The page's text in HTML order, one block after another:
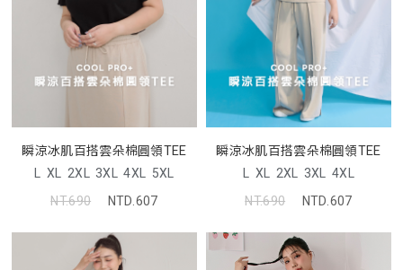
瞬涼冰肌百搭雲朵棉圓領TEE
L XL 2XL 3XL 4XL 5XL
NT.690
NTD.607
瞬涼冰肌百搭雲朵棉圓領TEE
L XL 2XL 3XL 4XL
NT.690
NTD.607